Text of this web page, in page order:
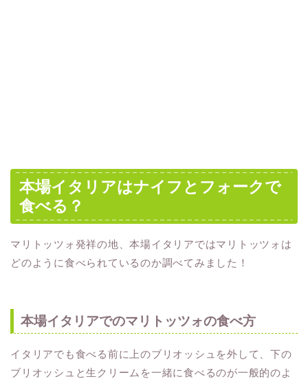
本場イタリアはナイフとフォークで
食べる？
マリトッツォ発祥の地、本場イタリアではマリトッツォは
どのように食べられているのか調べてみました！
本場イタリアでのマリトッツォの食べ方
イタリアでも食べる前に上のブリオッシュを外して、下の
ブリオッシュと生クリームを一緒に食べるのが一般的のよ